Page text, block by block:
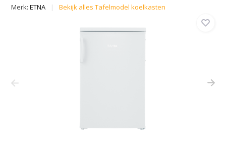
Merk:ETNA Bekijk alles Tafelmodel koelkasten